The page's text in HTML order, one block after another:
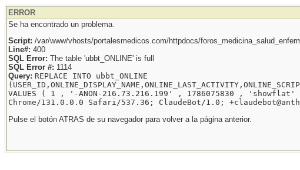
ERROR
Se ha encontrado un problema.
Script: /var/www/vhosts/portalesmedicos.com/httpdocs/
Line#: 400
SQL Error: The table 'ubbt_ONLINE' is full
SQL Error #: 1114
Query: REPLACE INTO ubbt_ONLINE
VALUES ( 1 , '-ANON-216.73.216.199' , 1786075830 ,
Chrome/131.0.0.0 Safari/537.36; ClaudeBot/1.0;
Pulse el botón ATRAS de su navegador para volver a la página anterior.